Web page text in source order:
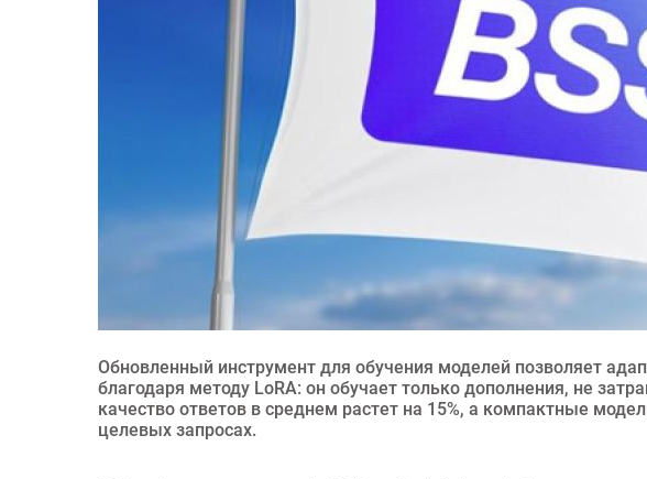
Обновленный инструмент для обучения моделей позволяет
благодаря методу LoRA: он обучает только дополнения, не
качество ответов в среднем растет на 15%, а компактные
целевых запросах.